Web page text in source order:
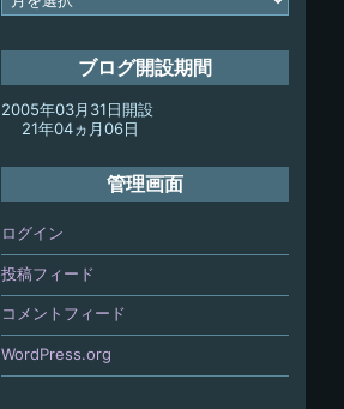
ー
ブログ開設期間
2005年03月31日開設
21年04ヵ月06日
管理画面
ログイン
投稿フィード
コメントフィード
WordPress.org